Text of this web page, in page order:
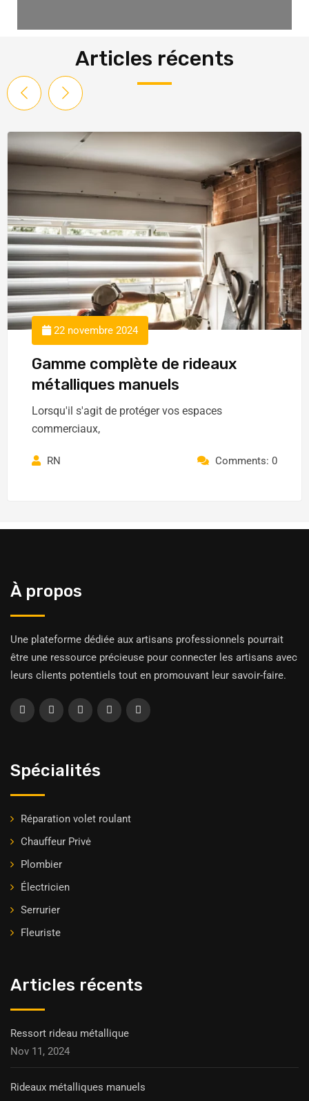
Articles récents
22 novembre 2024
Gamme complète de rideaux
métalliques manuels
Lorsqu'il s'agit de protéger vos espaces
commerciaux,
RN Comments: 0
À propos
Une plateforme dédiée aux artisans professionnels pourrait
être une ressource précieuse pour connecter les artisans avec
leurs clients potentiels tout en promouvant leur savoir-faire.
Spécialités
Réparation volet roulant
Chauffeur Privė
Plombier
Électricien
Serrurier
Fleuriste
Articles récents
Ressort rideau métallique
Nov 11, 2024
Rideaux métalliques manuels